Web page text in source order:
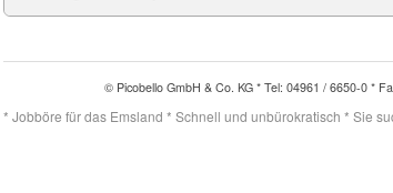
© Picobello GmbH & Co. KG * Tel: 04961 / 6650-0 *
* Jobböre für das Emsland * Schnell und unbürokratisch * Sie